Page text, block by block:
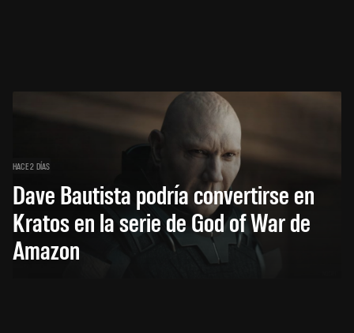
HACE 2 DÍAS
Dave Bautista podría convertirse en
Kratos en la serie de God of War de
Amazon